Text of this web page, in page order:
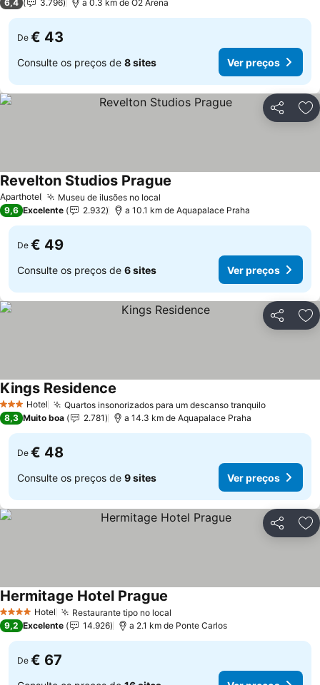
6,4 3.796 a 0.3 km de O2 Arena
De € 43
Consulte os preços de 8 sites Ver preços
Partilhar
Aparthotel Museu de ilusões no local
Revelton Studios Prague
9,6 Excelente 2.932 a 10.1 km de Aquapalace Praha
De € 49
Consulte os preços de 6 sites Ver preços
Partilhar
3 EstrelasHotel Quartos insonorizados para um descanso tranquilo
Kings Residence
8,3 Muito boa 2.781 a 14.3 km de Aquapalace Praha
De € 48
Consulte os preços de 9 sites Ver preços
Partilhar
4 EstrelasHotel Restaurante tipo no local
Hermitage Hotel Prague
9,2 Excelente 14.926 a 2.1 km de Ponte Carlos
De € 67